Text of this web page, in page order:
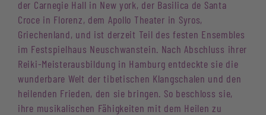
der Carnegie Hall in New york, der Basilica de Santa
Croce in Florenz, dem Apollo Theater in Syros,
Griechenland, und ist derzeit Teil des festen Ensembles
im Festspielhaus Neuschwanstein. Nach Abschluss ihrer
Reiki-Meisterausbildung in Hamburg entdeckte sie die
wunderbare Welt der tibetischen Klangschalen und den
heilenden Frieden, den sie bringen. So beschloss sie,
ihre musikalischen Fähigkeiten mit dem Heilen zu